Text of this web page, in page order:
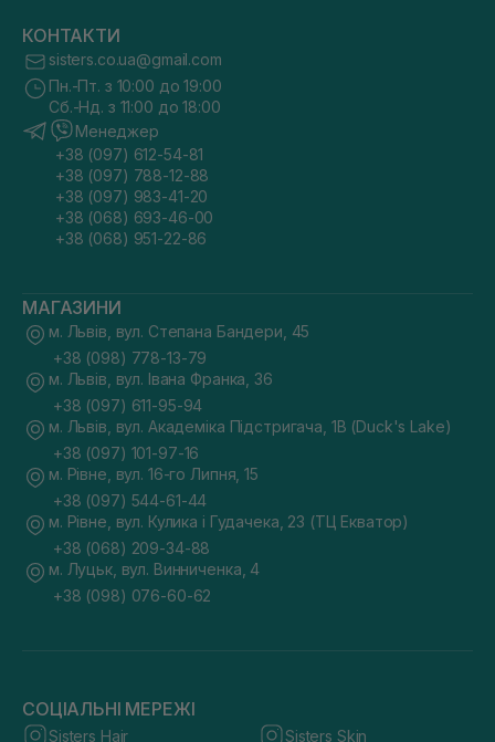
КОНТАКТИ
sisters.co.ua@gmail.com
Пн.-Пт. з 10:00 до 19:00
Сб.-Нд. з 11:00 до 18:00
Менеджер
+38 (097) 612-54-81
+38 (097) 788-12-88
+38 (097) 983-41-20
+38 (068) 693-46-00
+38 (068) 951-22-86
МАГАЗИНИ
м. Львів, вул. Степана Бандери, 45
+38 (098) 778-13-79
м. Львів, вул. Івана Франка, 36
+38 (097) 611-95-94
м. Львів, вул. Академіка Підстригача, 1В (Duck's Lake)
+38 (097) 101-97-16
м. Рівне, вул. 16-го Липня, 15
+38 (097) 544-61-44
м. Рівне, вул. Кулика і Гудачека, 23 (ТЦ Екватор)
+38 (068) 209-34-88
м. Луцьк, вул. Винниченка, 4
+38 (098) 076-60-62
СОЦІАЛЬНІ МЕРЕЖІ
Sisters Hair Sisters Skin